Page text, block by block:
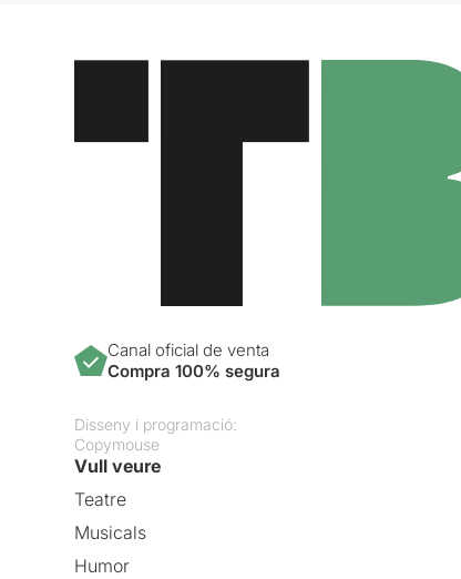
Canal oficial de venta
Compra 100% segura
Disseny i programació:
Copymouse
Vull veure
Teatre
Musicals
Humor